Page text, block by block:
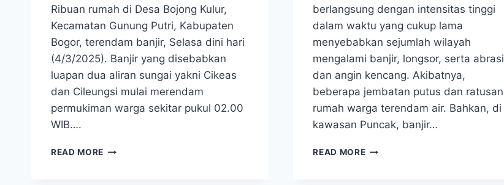
Ribuan rumah di Desa Bojong Kulur,
Kecamatan Gunung Putri, Kabupaten
Bogor, terendam banjir, Selasa dini hari
(4/3/2025). Banjir yang disebabkan
luapan dua aliran sungai yakni Cikeas
dan Cileungsi mulai merendam
permukiman warga sekitar pukul 02.00
WIB….
READ MORE 140
berlangsung dengan intensitas tinggi
dalam waktu yang cukup lama
menyebabkan sejumlah wilayah
mengalami banjir, longsor, serta abrasi
dan angin kencang. Akibatnya,
beberapa jembatan putus dan ratusan
rumah warga terendam air. Bahkan, di
kawasan Puncak, banjir…
READ MORETEAM